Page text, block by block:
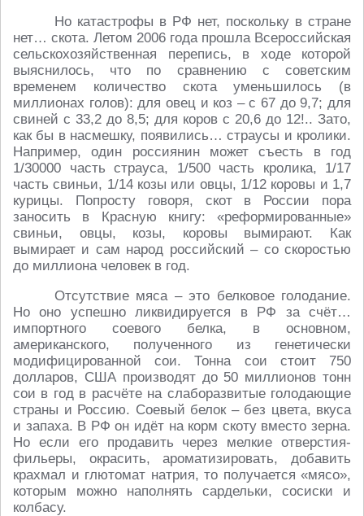
Но катастрофы в РФ нет, поскольку в стране
нет… скота. Летом 2006 года прошла Всероссийская
сельскохозяйственная перепись, в ходе которой
выяснилось, что по сравнению с советским
временем количество скота уменьшилось (в
миллионах голов): для овец и коз – с 67 до 9,7; для
свиней с 33,2 до 8,5; для коров с 20,6 до 12!.. Зато,
как бы в насмешку, появились… страусы и кролики.
Например, один россиянин может съесть в год
1/30000 часть страуса, 1/500 часть кролика, 1/17
часть свиньи, 1/14 козы или овцы, 1/12 коровы и 1,7
курицы. Попросту говоря, скот в России пора
заносить в Красную книгу: «реформированные»
свиньи, овцы, козы, коровы вымирают. Как
вымирает и сам народ российский – со скоростью
до миллиона человек в год.
Отсутствие мяса – это белковое голодание.
Но оно успешно ликвидируется в РФ за счёт…
импортного соевого белка, в основном,
американского, полученного из генетически
модифицированной сои. Тонна сои стоит 750
долларов, США производят до 50 миллионов тонн
сои в год в расчёте на слаборазвитые голодающие
страны и Россию. Соевый белок – без цвета, вкуса
и запаха. В РФ он идёт на корм скоту вместо зерна.
Но если его продавить через мелкие отверстия-
фильеры, окрасить, ароматизировать, добавить
крахмал и глютомат натрия, то получается «мясо»,
которым можно наполнять сардельки, сосиски и
колбасу.